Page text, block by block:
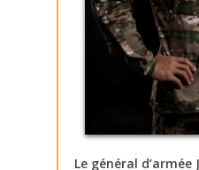
Le général